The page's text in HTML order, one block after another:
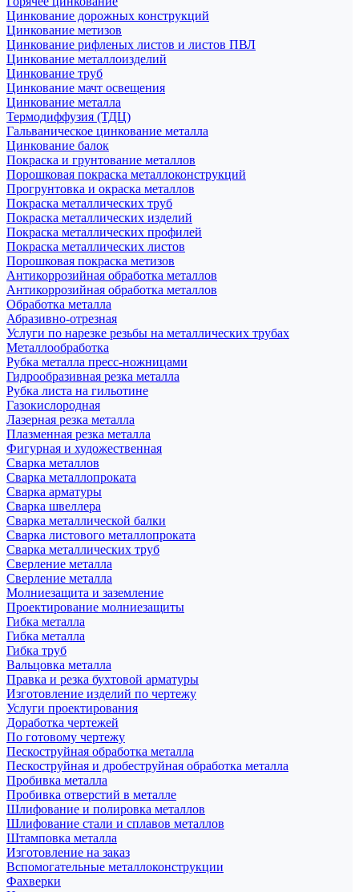
Цинкование дорожных конструкций
Цинкование метизов
Цинкование рифленых листов и листов ПВЛ
Цинкование металлоизделий
Цинкование труб
Цинкование мачт освещения
Цинкование металла
Термодиффузия (ТДЦ)
Гальваническое цинкование металла
Цинкование балок
Покраска и грунтование металлов
Порошковая покраска металлоконструкций
Прогрунтовка и окраска металлов
Покраска металлических труб
Покраска металлических изделий
Покраска металлических профилей
Покраска металлических листов
Порошковая покраска метизов
Антикоррозийная обработка металлов
Антикоррозийная обработка металлов
Обработка металла
Абразивно-отрезная
Услуги по нарезке резьбы на металлических трубах
Металлообработка
Рубка металла пресс-ножницами
Гидрообразивная резка металла
Рубка листа на гильотине
Газокислородная
Лазерная резка металла
Плазменная резка металла
Фигурная и художественная
Сварка металлов
Сварка металлопроката
Сварка арматуры
Сварка швеллера
Сварка металлической балки
Сварка листового металлопроката
Сварка металлических труб
Сверление металла
Сверление металла
Молниезащита и заземление
Проектирование молниезащиты
Гибка металла
Гибка металла
Гибка труб
Вальцовка металла
Правка и резка бухтовой арматуры
Изготовление изделий по чертежу
Услуги проектирования
Доработка чертежей
По готовому чертежу
Пескоструйная обработка металла
Пескоструйная и дробеструйная обработка металла
Пробивка металла
Пробивка отверстий в металле
Шлифование и полировка металлов
Шлифование стали и сплавов металлов
Штамповка металла
Изготовление на заказ
Вспомогательные металлоконструкции
Фахверки